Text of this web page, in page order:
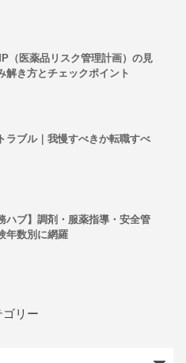
（医薬品リスク管理計画）の見
解き方とチェックポイント
ラブル｜我慢すべきか転職すべ
ハブ】調剤・服薬指導・安全管
年数別に網羅
ゴリー